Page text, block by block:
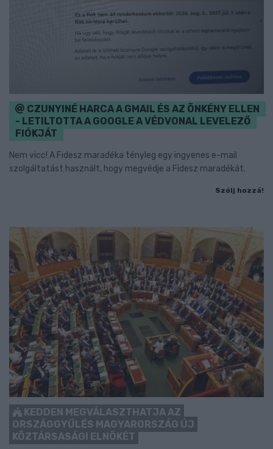
CZUNYINÉ HARCA A GMAIL ÉS AZ ÖNKÉNY ELLEN
- LETILTOTTA A GOOGLE A VÉDVONAL LEVELEZŐ
FIÓKJÁT
Nem vicc! A Fidesz maradéka tényleg egy ingyenes e-mail
szolgáltatást használt, hogy megvédje a Fidesz maradékát.
Szólj hozzá!
KEDDEN MEGVÁLASZTHATJA AZ
ORSZÁGGYŰLÉS MAGYARORSZÁG ÚJ
KÖZTÁRSASÁGI ELNÖKÉT